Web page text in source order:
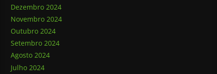
Dezembro 2024
Novembro 2024
Outubro 2024
Setembro 2024
Agosto 2024
Julho 2024